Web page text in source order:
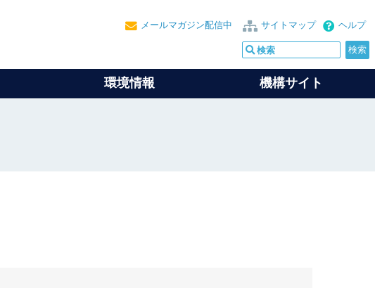
ヘルプ
サイトマップ
メールマガジン配信中
環境情報 機構サイト